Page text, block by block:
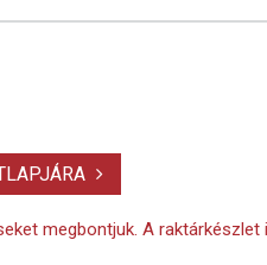
megbontjuk. A raktárkészlet